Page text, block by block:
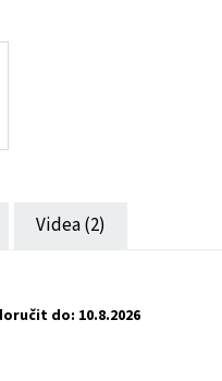
Videa (2)
do: 10.8.2026